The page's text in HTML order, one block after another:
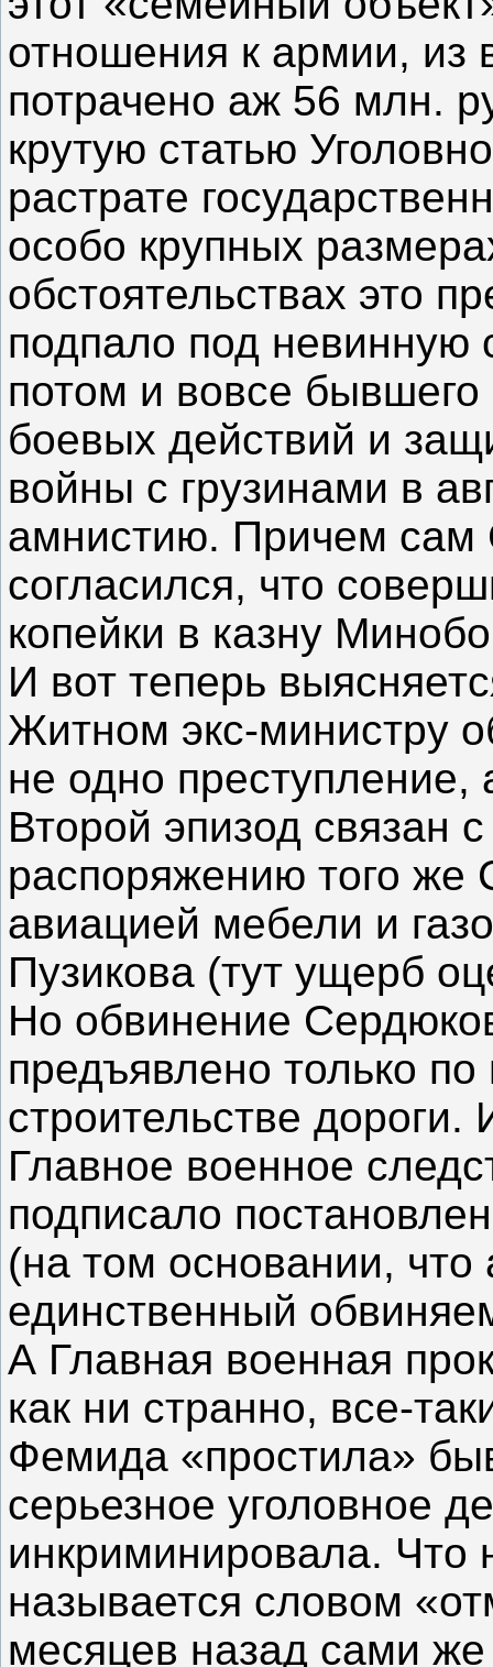
отношения к армии, из
потрачено аж 56 млн.
крутую статью
растрате
особо крупных
обстоятельствах это
подпало под невинную
потом и вовсе бывшего
боевых действий и
войны с грузинами в
амнистию. Причем сам
согласился, что
копейки в казну
И вот теперь
Житном экс-министру
не одно преступление,
Второй эпизод связан
распоряжению того же
авиацией мебели и
Пузикова (тут ущерб
Но обвинение
предъявлено только
строительстве
Главное военное
подписало
(на том основании, что
единственный
А Главная военная
как ни странно, все-
Фемида «простила»
серьезное уголовное
инкриминировала. Что
называется словом
месяцев назад сами